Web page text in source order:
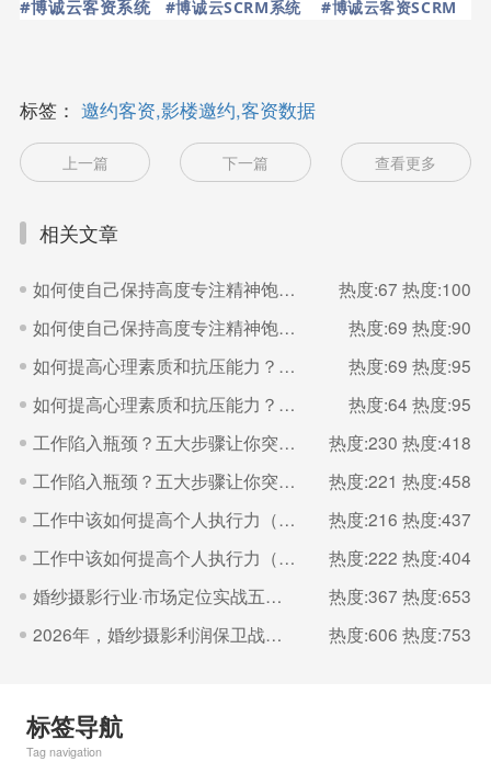
#博诚云客资系统 #博诚云SCRM系统 #博诚云客资SCRM
标签： 邀约客资,影楼邀约,客资数据
上一篇 下一篇 查看更多
相关文章
如何使自己保持高度专注精神饱满的状态？（二） 热度:67 热度:100
如何使自己保持高度专注精神饱满的状态？（一）
热度:69 热度:90
如何提高心理素质和抗压能力？（二）
热度:69 热度:95
如何提高心理素质和抗压能力？（一）
热度:64 热度:95
工作陷入瓶颈？五大步骤让你突破（二）
热度:230 热度:418
工作陷入瓶颈？五大步骤让你突破（一）
热度:221 热度:458
工作中该如何提高个人执行力（二）
热度:216 热度:437
工作中该如何提高个人执行力（一）
热度:222 热度:404
婚纱摄影行业·市场定位实战五步法
热度:367 热度:653
2026年，婚纱摄影利润保卫战的核心是“控成本
热度:606 热度:753
标签导航
Tag navigation